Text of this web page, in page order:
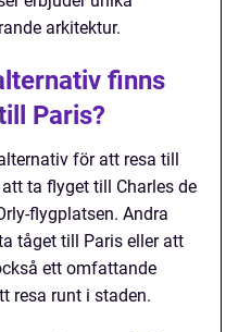
arkitektur.
finns
Paris?
för att resa till
ta flyget till Charles de
flygplatsen. Andra
tåget till Paris eller att
ett omfattande
resa runt i staden.